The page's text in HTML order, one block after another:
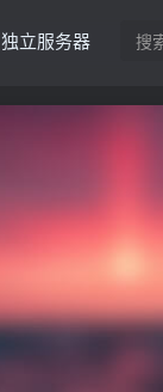
独立服务器